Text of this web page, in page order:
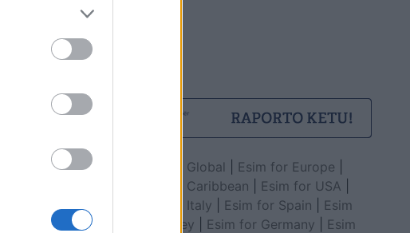
Esim for Global Esim for Europe
Esim for Caribbean
Esim for USA
Esim for Italy
Esim for Spain
Esim
for Turkey
Esim for Germany
Esim